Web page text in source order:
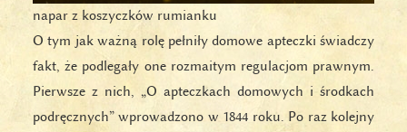
napar z koszyczków rumianku
O tym jak ważną rolę pełniły domowe apteczki świadczy
fakt, że podlegały one rozmaitym regulacjom prawnym.
Pierwsze z nich, „O apteczkach domowych i środkach
podręcznych” wprowadzono w 1844 roku. Po raz kolejny